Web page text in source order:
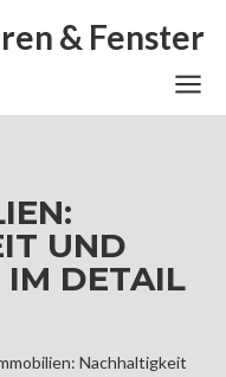
& Fenster
UND
IM DETAIL
Nachhaltigkeit